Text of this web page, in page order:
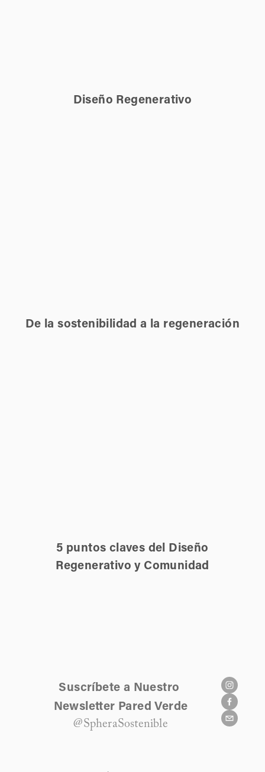
Diseño Regenerativo
De la sostenibilidad a la regeneración
5 puntos claves del Diseño
Regenerativo y Comunidad
Suscríbete a Nuestro
Newsletter Pared Verde
@SpheraSostenible